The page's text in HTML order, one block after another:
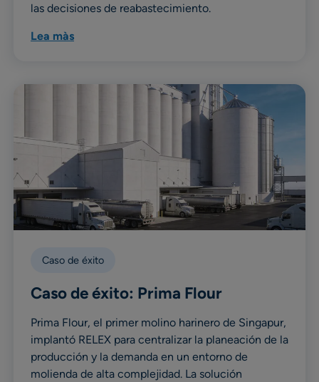
las decisiones de reabastecimiento.
Lea màs
Caso de éxito
Caso de éxito: Prima Flour
Prima Flour, el primer molino harinero de Singapur,
implantó RELEX para centralizar la planeación de la
producción y la demanda en un entorno de
molienda de alta complejidad. La solución